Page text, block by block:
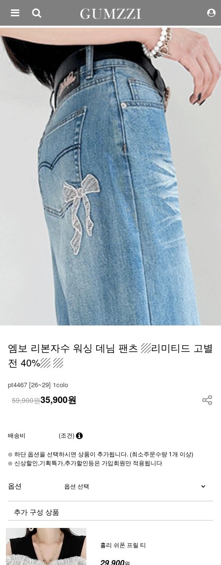
엠보 리본자수 워싱 데님 팬츠 ▨리미티드 고별
전 40%▨ ▨
pt4467 [26~29] 1colo
59,900원35,900원
배송비 (조건)
⊙ 하단 옵션을 선택하시면 상품이 추가됩니다. (최소주문수량 1개 이상)
⊙ 신상할인,기획특가,추가할인등은 가입회원만 적용됩니다
옵션
추가 구성 상품
홀리 쉬폰 프릴 티
원